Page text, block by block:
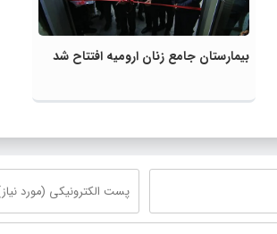
بیمارستان جامع زنان ارومیه افتتاح شد